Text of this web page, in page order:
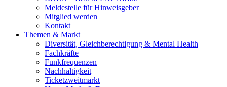
Meldestelle für Hinweisgeber
Mitglied werden
Kontakt
Themen & Markt
Diversität, Gleichberechtigung & Mental Health
Fachkräfte
Funkfrequenzen
Nachhaltigkeit
Ticketzweitmarkt